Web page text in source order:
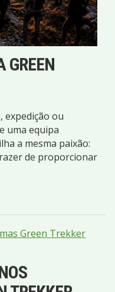
GREEN
expedição ou
uma equipa
a mesma paixão:
de proporcionar